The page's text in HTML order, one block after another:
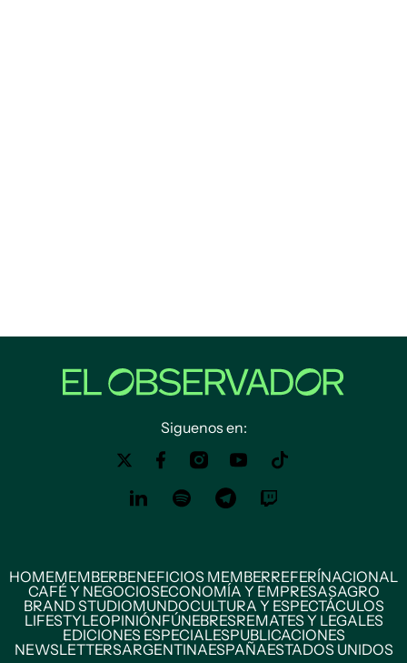
Siguenos en:
HOMEMEMBERBENEFICIOS MEMBERREFERÍNACIONAL
CAFÉ Y NEGOCIOSECONOMÍA Y EMPRESASAGRO
BRAND STUDIOMUNDOCULTURA Y ESPECTÁCULOS
LIFESTYLEOPINIÓNFÚNEBRESREMATES Y LEGALES
EDICIONES ESPECIALESPUBLICACIONES
NEWSLETTERSARGENTINAESPAÑAESTADOS UNIDOS